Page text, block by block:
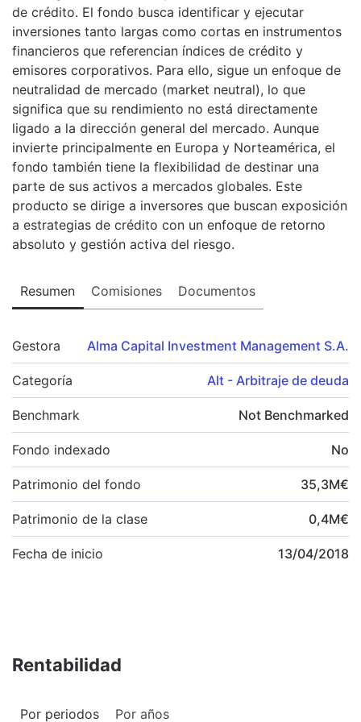
de crédito. El fondo busca identificar y ejecutar
inversiones tanto largas como cortas en instrumentos
financieros que referencian índices de crédito y
emisores corporativos. Para ello, sigue un enfoque de
neutralidad de mercado (market neutral), lo que
significa que su rendimiento no está directamente
ligado a la dirección general del mercado. Aunque
invierte principalmente en Europa y Norteamérica, el
fondo también tiene la flexibilidad de destinar una
parte de sus activos a mercados globales. Este
producto se dirige a inversores que buscan exposición
a estrategias de crédito con un enfoque de retorno
absoluto y gestión activa del riesgo.
Resumen Comisiones Documentos
Gestora Alma Capital Investment Management S.A.
Categoría Alt - Arbitraje de deuda
Benchmark Not Benchmarked
Fondo indexado No
Patrimonio del fondo 35,3M€
Patrimonio de la clase 0,4M€
Fecha de inicio 13/04/2018
Rentabilidad
Por periodos Por años